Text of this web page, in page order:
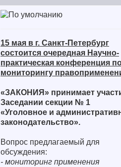
15 мая в г. Санкт-Петербург
состоится очередная Научно-
практическая конференция
мониторингу
«ЗАКОНИЯ» принимает
Заседании секции № 1
«Уголовное и
законодательство».
Вопрос предлагаемый для
обсуждения:
- мониторинг применения